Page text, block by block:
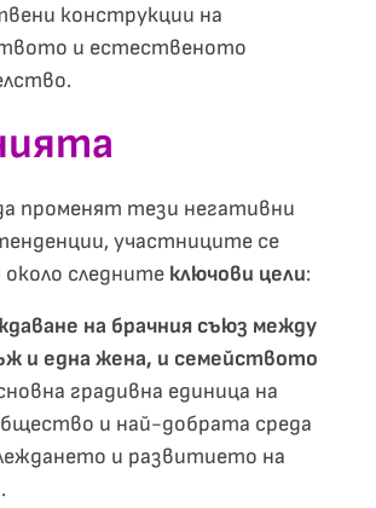
конструкции на
и естественото
променят тези негативни
участниците се
следните ключови цели:
на брачния съюз между
и една жена, и семейството
градивна единица на
и най-добрата среда
и развитието на